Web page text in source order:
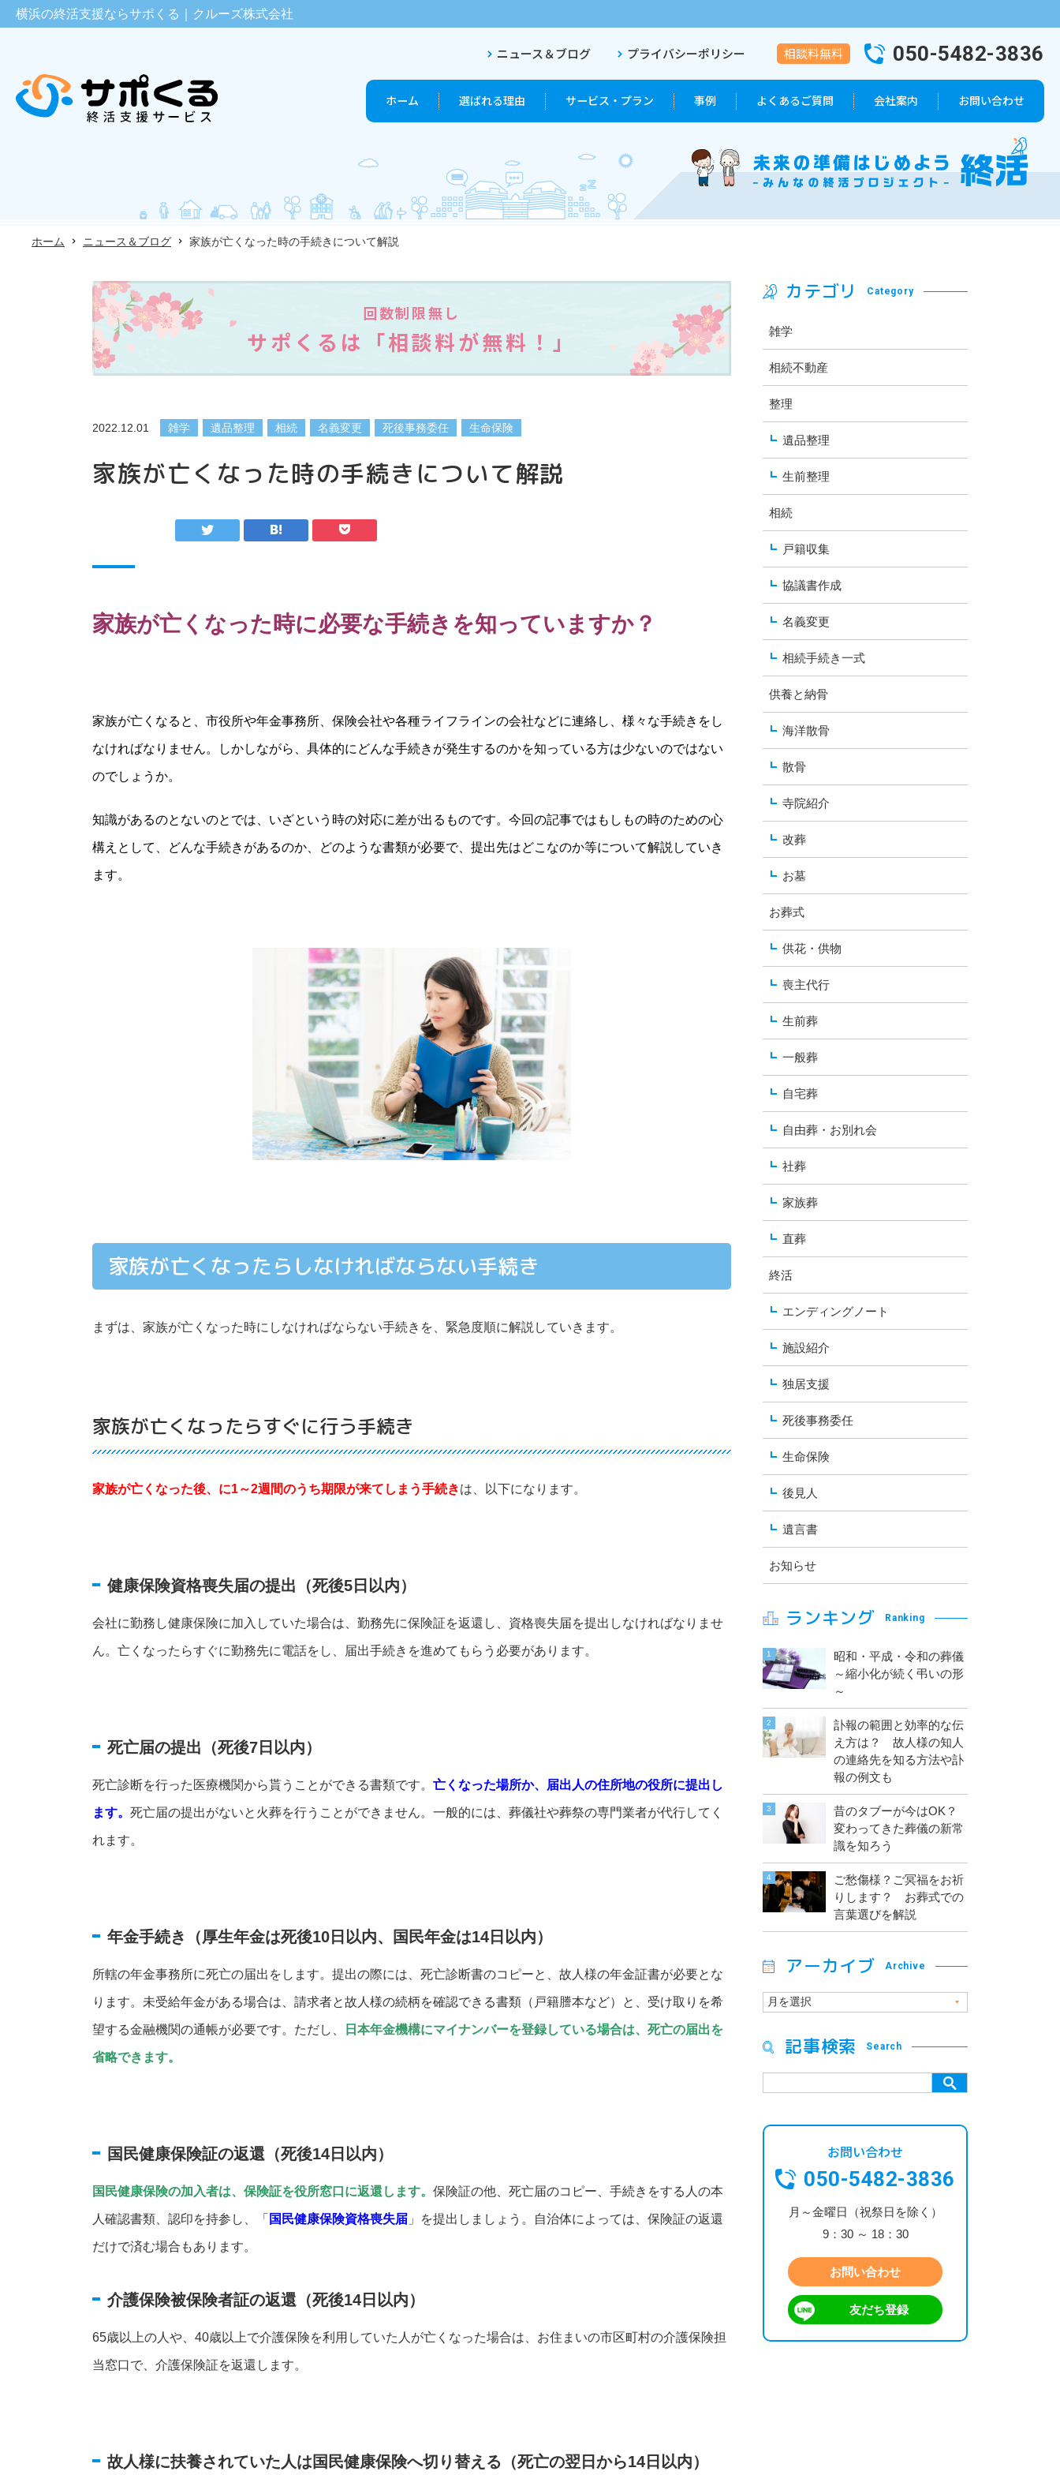
横浜の終活支援ならサポくる｜クルーズ株式会社
ニュース＆ブログ プライバシーポリシー 相談料無料 050-5482-3836
ホーム 選ばれる理由 サービス・プラン
終活プラン 終活セットプラン 葬儀プラン
事例 よくあるご質問 会社案内
会社概要
お問い合わせ
ホーム ニュース＆ブログ 家族が亡くなった時の手続きについて解説
回数制限無し
サポくるは「相談料が無料！」
2022.12.01 雑学 遺品整理 相続 名義変更 死後事務委任 生命保険
家族が亡くなった時の手続きについて解説
家族が亡くなった時に必要な手続きを知っていますか？
家族が亡くなると、市役所や年金事務所、保険会社や各種ライフラインの会社などに連絡し、様々な手続きをし
なければなりません。しかしながら、具体的にどんな手続きが発生するのかを知っている方は少ないのではない
のでしょうか。
知識があるのとないのとでは、いざという時の対応に差が出るものです。今回の記事ではもしもの時のための心
構えとして、どんな手続きがあるのか、どのような書類が必要で、提出先はどこなのか等について解説していき
ます。
家族が亡くなったらしなければならない手続き
まずは、家族が亡くなった時にしなければならない手続きを、緊急度順に解説していきます。
家族が亡くなったらすぐに行う手続き
家族が亡くなった後、に1～2週間のうち期限が来てしまう手続きは、以下になります。
健康保険資格喪失届の提出（死後5日以内）
会社に勤務し健康保険に加入していた場合は、勤務先に保険証を返還し、資格喪失届を提出しなければなりませ
ん。亡くなったらすぐに勤務先に電話をし、届出手続きを進めてもらう必要があります。
死亡届の提出（死後7日以内）
死亡診断を行った医療機関から貰うことができる書類です。 亡くなった場所か、届出人の住所地の役所に提出し
ます。 死亡届の提出がないと火葬を行うことができません。一般的には、葬儀社や葬祭の専門業者が代行してく
れます。
年金手続き（厚生年金は死後10日以内、国民年金は14日以内）
所轄の年金事務所に死亡の届出をします。提出の際には、死亡診断書のコピーと、故人様の年金証書が必要とな
ります。未受給年金がある場合は、請求者と故人様の続柄を確認できる書類（戸籍謄本など）と、受け取りを希
望する金融機関の通帳が必要です。ただし、 日本年金機構にマイナンバーを登録している場合は、死亡の届出を
省略できます。
国民健康保険証の返還（死後14日以内）
国民健康保険の加入者は、保険証を役所窓口に返還します。 保険証の他、死亡届のコピー、手続きをする人の本
人確認書類、認印を持参し、「 国民健康保険資格喪失届 」を提出しましょう。自治体によっては、保険証の返還
だけで済む場合もあります。
介護保険被保険者証の返還（死後14日以内）
65歳以上の人や、40歳以上で介護保険を利用していた人が亡くなった場合は、お住まいの市区町村の介護保険担
当窓口で、介護保険証を返還します。
故人様に扶養されていた人は国民健康保険へ切り替える（死亡の翌日から14日以内）
カテゴリ Category
雑学
相続不動産
整理
遺品整理
生前整理
相続
戸籍収集
協議書作成
名義変更
相続手続き一式
供養と納骨
海洋散骨
散骨
寺院紹介
改葬
お墓
お葬式
供花・供物
喪主代行
生前葬
一般葬
自宅葬
自由葬・お別れ会
社葬
家族葬
直葬
終活
エンディングノート
施設紹介
独居支援
死後事務委任
生命保険
後見人
遺言書
お知らせ
ランキング Ranking
昭和・平成・令和の葬儀
～縮小化が続く弔いの形
～
訃報の範囲と効率的な伝
え方は？ 故人様の知人
の連絡先を知る方法や訃
報の例文も
昔のタブーが今はOK？
変わってきた葬儀の新常
識を知ろう
ご愁傷様？ご冥福をお祈
りします？ お葬式での
言葉選びを解説
アーカイブ Archive
記事検索 Search
お問い合わせ
050-5482-3836
月～金曜日（祝祭日を除く）
9：30 ～ 18：30
お問い合わせ
友だち登録